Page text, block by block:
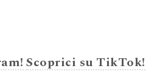
Scoprici su TikTok!